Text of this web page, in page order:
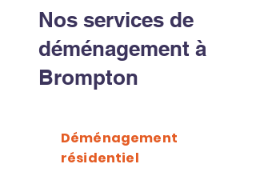
Nos services de
déménagement à
Brompton
Déménagement
résidentiel